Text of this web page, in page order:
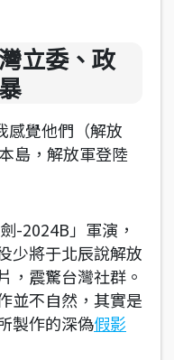
立委、政
感覺他們（解放
島，解放軍登陸
-2024B」軍演，
少將于北辰說解放
，震驚台灣社群。
並不自然，其實是
製作的深偽假影